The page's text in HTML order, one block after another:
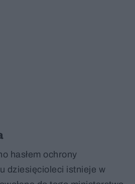
hasłem ochrony
dziesięcioleci istnieje w